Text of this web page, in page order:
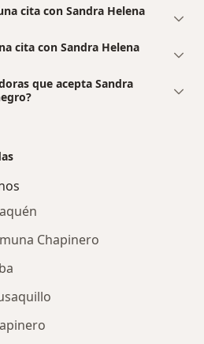
cita con Sandra Helena
cita con Sandra Helena
que acepta Sandra
Chapinero